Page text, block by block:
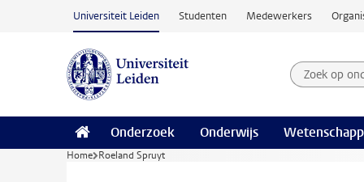
Ga naar hoofdinhoud
Universiteit Leiden Studenten Medewerkers
Zoek op
Zoekterm
Onderzoek Onderwijs
Home Roeland Spruyt